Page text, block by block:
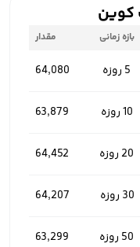
بازه زمانی مقدار
5 روزه 64,080
10 روزه 63,879
20 روزه 64,452
30 روزه 64,207
50 روزه 63,299